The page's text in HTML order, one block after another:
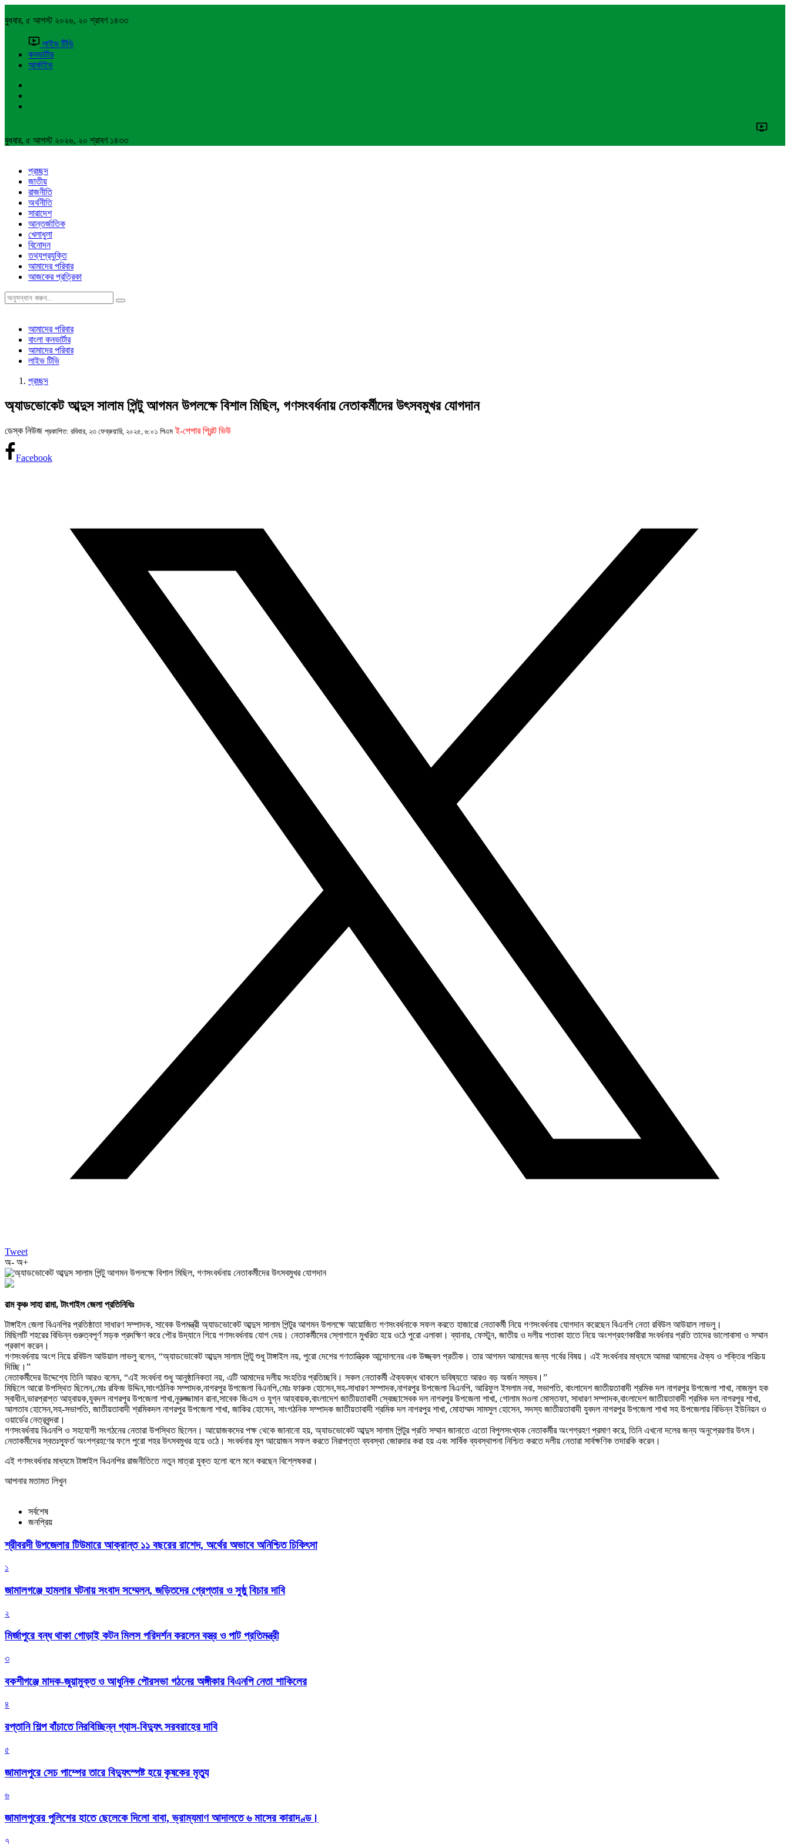
বুধবার, ৫ আগস্ট ২০২৬, ২০ শ্রাবণ ১৪৩৩
লাইভ টিভি
কনভার্টার
আর্কাইভ
বুধবার, ৫ আগস্ট ২০২৬, ২০ শ্রাবণ ১৪৩৩
প্রচ্ছদ
জাতীয়
রাজনীতি
অর্থনীতি
সারাদেশ
আন্তর্জাতিক
খেলাধুলা
বিনোদন
তথ্যপ্রযুক্তি
আমাদের পরিবার
আজকের প্রত্রিকা
আমাদের পরিবার
বাংলা কনভার্টার
আমাদের পরিবার
লাইভ টিভি
প্রচ্ছদ
অ্যাডভোকেট আব্দুস সালাম পিন্টু আগমন উপলক্ষে বিশাল মিছিল, গণসংবর্ধনায় নেতাকর্মীদের উৎসবমুখর যোগদান
ডেস্ক নিউজ প্রকাশিত: রবিবার, ২৩ ফেব্রুয়ারি, ২০২৫, ৬:০১ পিএম ই-পেপার প্রিন্ট ভিউ
Facebook
Tweet
অ- অ+
রাম কৃঞ্চ সাহা রামা, টাংগাইল জেলা প্রতিনিধিঃ
টাঙ্গাইল জেলা বিএনপির প্রতিষ্ঠাতা সাধারণ সম্পাদক, সাবেক উপমন্ত্রী অ্যাডভোকেট আব্দুস সালাম পিন্টুর আগমন উপলক্ষে আয়োজিত গণসংবর্ধনাকে সফল করতে হাজারো নেতাকর্মী নিয়ে গণসংবর্ধনায় যোগদান করেছেন বিএনপি নেতা রবিউল আউয়াল লাভলু।
মিছিলটি শহরের বিভিন্ন গুরুত্বপূর্ণ সড়ক প্রদক্ষিণ করে পৌর উদ্যানে গিয়ে গণসংবর্ধনায় যোগ দেয়। নেতাকর্মীদের স্লোগানে মুখরিত হয়ে ওঠে পুরো এলাকা। ব্যানার, ফেস্টুন, জাতীয় ও দলীয় পতাকা হাতে নিয়ে অংশগ্রহণকারীরা সংবর্ধনার প্রতি তাদের ভালোবাসা ও সম্মান
প্রকাশ করেন।
গণসংবর্ধনায় অংশ নিয়ে রবিউল আউয়াল লাভলু বলেন, “অ্যাডভোকেট আব্দুস সালাম পিন্টু শুধু টাঙ্গাইল নয়, পুরো দেশের গণতান্ত্রিক আন্দোলনের এক উজ্জ্বল প্রতীক। তার আগমন আমাদের জন্য গর্বের বিষয়। এই সংবর্ধনার মাধ্যমে আমরা আমাদের ঐক্য ও শক্তির পরিচয়
দিচ্ছি।”
নেতাকর্মীদের উদ্দেশ্যে তিনি আরও বলেন, “এই সংবর্ধনা শুধু আনুষ্ঠানিকতা নয়, এটি আমাদের দলীয় সংহতির প্রতিচ্ছবি। সকল নেতাকর্মী ঐক্যবদ্ধ থাকলে ভবিষ্যতে আরও বড় অর্জন সম্ভব।”
মিছিলে আরো উপস্থিত ছিলেন,মোঃ রফিজ উদ্দিন,সাংগঠনিক সম্পাদক,নাগরপুর উপজেলা বিএনপি,মোঃ ফারুক হোসেন,সহ-সাধারণ সম্পাদক,নাগরপুর উপজেলা বিএনপি, আরিফুল ইসলাম নবা, সভাপতি, বাংলাদেশ জাতীয়তাবাদী শ্রমিক দল নাগরপুর উপজেলা শাখা, নাজমুল হক
স্বাধীন,ভারপ্রাপ্ত আহ্বায়ক,যুবদল নাগরপুর উপজেলা শাখা,নুরুজ্জামান রানা,সাবেক জিএস ও যুগ্ন আহবায়ক,বাংলাদেশ জাতীয়তাবাদী স্বেচ্ছাসেবক দল নাগরপুর উপজেলা শাখা, গোলাম মওলা মোস্তফা, সাধারণ সম্পাদক,বাংলাদেশ জাতীয়তাবাদী শ্রমিক দল নাগরপুর শাখা,
আলতাব হোসেন,সহ-সভাপতি, জাতীয়তাবাদী শ্রমিকদল নাগরপুর উপজেলা শাখা, জাকির হোসেন, সাংগঠনিক সম্পাদক জাতীয়তাবাদী শ্রমিক দল নাগরপুর শাখা, মোহাম্মদ সামসুল হোসেন, সদস্য জাতীয়তাবাদী যুবদল নাগরপুর উপজেলা শাখা সহ উপজেলার বিভিন্ন ইউনিয়ন ও
ওয়ার্ডের নেত্রবৃন্দরা।
গণসংবর্ধনায় বিএনপি ও সহযোগী সংগঠনের নেতারা উপস্থিত ছিলেন। আয়োজকদের পক্ষ থেকে জানানো হয়, অ্যাডভোকেট আব্দুস সালাম পিন্টুর প্রতি সম্মান জানাতে এতো বিপুলসংখ্যক নেতাকর্মীর অংশগ্রহণ প্রমাণ করে, তিনি এখনো দলের জন্য অনুপ্রেরণার উৎস।
নেতাকর্মীদের স্বতঃস্ফূর্ত অংশগ্রহণের ফলে পুরো শহর উৎসবমুখর হয়ে ওঠে। সংবর্ধনার মূল আয়োজন সফল করতে নিরাপত্তা ব্যবস্থা জোরদার করা হয় এবং সার্বিক ব্যবস্থাপনা নিশ্চিত করতে দলীয় নেতারা সার্বক্ষণিক তদারকি করেন।
এই গণসংবর্ধনার মাধ্যমে টাঙ্গাইল বিএনপির রাজনীতিতে নতুন মাত্রা যুক্ত হলো বলে মনে করছেন বিশ্লেষকরা।
আপনার মতামত লিখুন
সর্বশেষ
জনপ্রিয়
শ্রীবরদী উপজেলার টিউমারে আক্রান্ত ১১ বছরের রাশেদ, অর্থের অভাবে অনিশ্চিত চিকিৎসা
১
জামালগঞ্জে হামলার ঘটনায় সংবাদ সম্মেলন, জড়িতদের গ্রেপ্তার ও সুষ্ঠু বিচার দাবি
২
মির্জাপুরে বন্ধ থাকা গোড়াই কটন মিলস পরিদর্শন করলেন বস্ত্র ও পাট প্রতিমন্ত্রী
৩
বকশীগঞ্জে মাদক-জুয়ামুক্ত ও আধুনিক পৌরসভা গঠনের অঙ্গীকার বিএনপি নেতা শাকিলের
৪
রপ্তানি শিল্প বাঁচাতে নিরবিচ্ছিন্ন গ্যাস-বিদ্যুৎ সরবরাহের দাবি
৫
জামালপুরে সেচ পাম্পের তারে বিদ্যুৎস্পষ্ট হয়ে কৃষকের মৃত্যু
৬
জামালপুরের পুলিশের হাতে ছেলেকে দিলো বাবা, ভ্রাম্যমাণ আদালতে ৬ মাসের কারাদণ্ড।
৭